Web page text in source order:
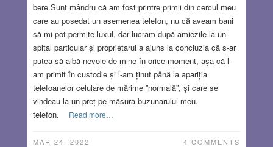
bere.Sunt mândru că am fost printre primii din cercul meu
care au posedat un asemenea telefon, nu că aveam bani
să-mi pot permite luxul, dar lucram după-amiezile la un
spital particular și proprietarul a ajuns la concluzia că s-ar
putea să aibă nevoie de mine în orice moment, așa că l-
am primit în custodie și l-am ținut până la apariția
telefoanelor celulare de mărime ”normală”, și care se
vindeau la un preț pe măsura buzunarului meu.
telefon.
Read more…
MAR 24, 2022 4 COMMENTS